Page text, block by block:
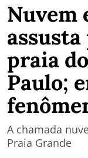
Nuvem
assusta
praia
Paulo;
A chamada
Praia Grande